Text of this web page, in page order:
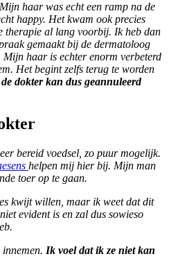
haar was echt een ramp na de
happy. Het kwam ook precies
therapie al lang voorbij. Ik heb dan
gemaakt bij de dermatoloog
haar is echter enorm verbeterd
Het begint zelfs terug te worden
dokter kan dus geannuleerd
bereid voedsel, zo puur mogelijk.
helpen mij hier bij. Mijn man
toer op te gaan.
kwijt willen, maar ik weet dat dit
evident is en zal dus sowieso
innemen. Ik voel dat ik ze niet kan